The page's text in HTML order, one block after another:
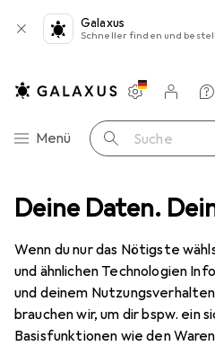
Deine Daten.
Wenn du nur das Nötigste
und ähnlichen Technologien
und deinem
brauchen wir, um dir bspw. ein
Basisfunktionen wie den
Galaxus
Schneller finden und
Navigation nach Kategorien
Menü Suche
Einstellungen
Kundenkonto
Vergleichslisten
Merklisten
Warenkorb
Bücher Ratgeber Geister in
EUR
18,–
Geister in
Deutsch,